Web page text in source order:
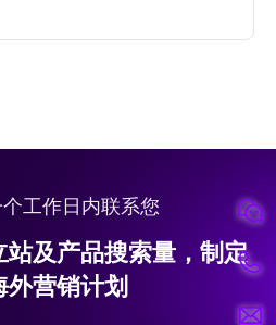
工作日内联系您
及产品搜索量，制定
外营销计划